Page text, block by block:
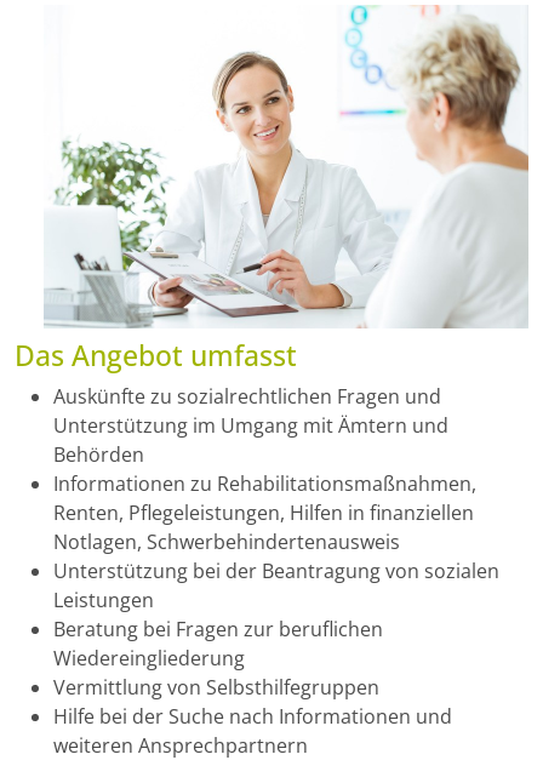
Das Angebot umfasst
Auskünfte zu sozialrechtlichen Fragen und
Unterstützung im Umgang mit Ämtern und
Behörden
Informationen zu Rehabilitationsmaßnahmen,
Renten, Pflegeleistungen, Hilfen in finanziellen
Notlagen, Schwerbehindertenausweis
Unterstützung bei der Beantragung von sozialen
Leistungen
Beratung bei Fragen zur beruflichen
Wiedereingliederung
Vermittlung von Selbsthilfegruppen
Hilfe bei der Suche nach Informationen und
weiteren Ansprechpartnern